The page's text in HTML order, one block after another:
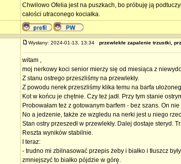
Chwilowo Ofelia jest na puszkach, bo próbuję ją
całości utraconego kociałka.
Wysłany: 2024-01-13, 13:34 przewlekłe zapalenie trzustki,
witam ,
moj nerkowy koci senior mierzy się od miesiąca z
Z stanu ostrego przeszliśmy na przewlekły.
Z powodu nerek przeszliśmy klika temu na barfa
Kot w końcu je chętnie. Czy też jadł. Przy tym stanie
Probowałam też z gotowanym barfem - bez szans. On
No a jedzenie, także ze wzgledu na nerki jest u niego
Stan ostry przeszedł w przewlekły. Dalej dostaje steryd.
Reszta wyników stabilnie.
I teraz:
- trudno mi zbilnasować przepis żeby i białko i tłuszcz
zmniejszyć to białko pójdzie w górę.